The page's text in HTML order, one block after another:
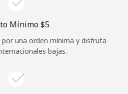
Mínimo ⁦$5⁩
una orden mínima y disfruta
bajas.